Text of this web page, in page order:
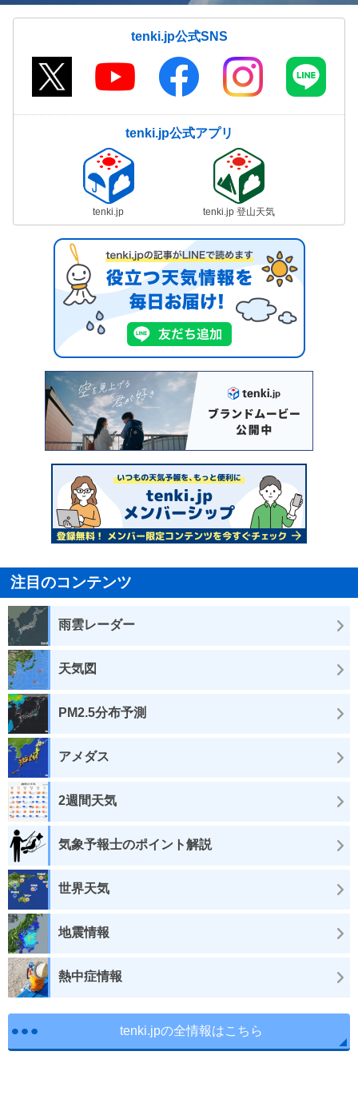
tenki.jp公式SNS
tenki.jp公式アプリ
tenki.jp tenki.jp 登山天気
注目のコンテンツ
雨雲レーダー
天気図
PM2.5分布予測
アメダス
2週間天気
気象予報士のポイント解説
世界天気
地震情報
熱中症情報
tenki.jpの全情報はこちら